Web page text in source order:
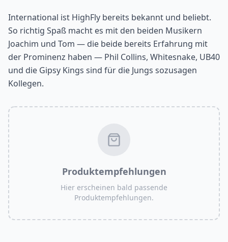
International ist HighFly bereits bekannt und beliebt.
So richtig Spaß macht es mit den beiden Musikern
Joachim und Tom — die beide bereits Erfahrung mit
der Prominenz haben — Phil Collins, Whitesnake, UB40
und die Gipsy Kings sind für die Jungs sozusagen
Kollegen.
Produktempfehlungen
Hier erscheinen bald passende
Produktempfehlungen.